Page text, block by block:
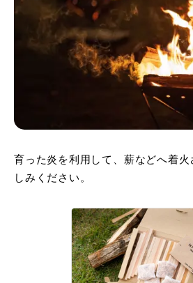
育った炎を利用して、薪などへ着
しみください。